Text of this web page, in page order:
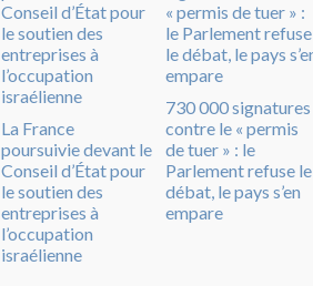
La France
poursuivie devant le
Conseil d’État pour
le soutien des
entreprises à
l’occupation
israélienne
730 000 signatures
contre le « permis
de tuer » : le
Parlement refuse le
débat, le pays s’en
empare